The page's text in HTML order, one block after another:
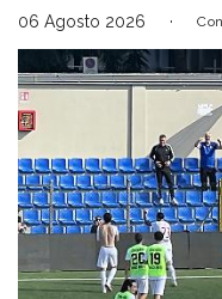
06 Agosto 2026